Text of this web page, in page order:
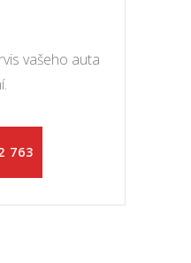
vašeho auta
763